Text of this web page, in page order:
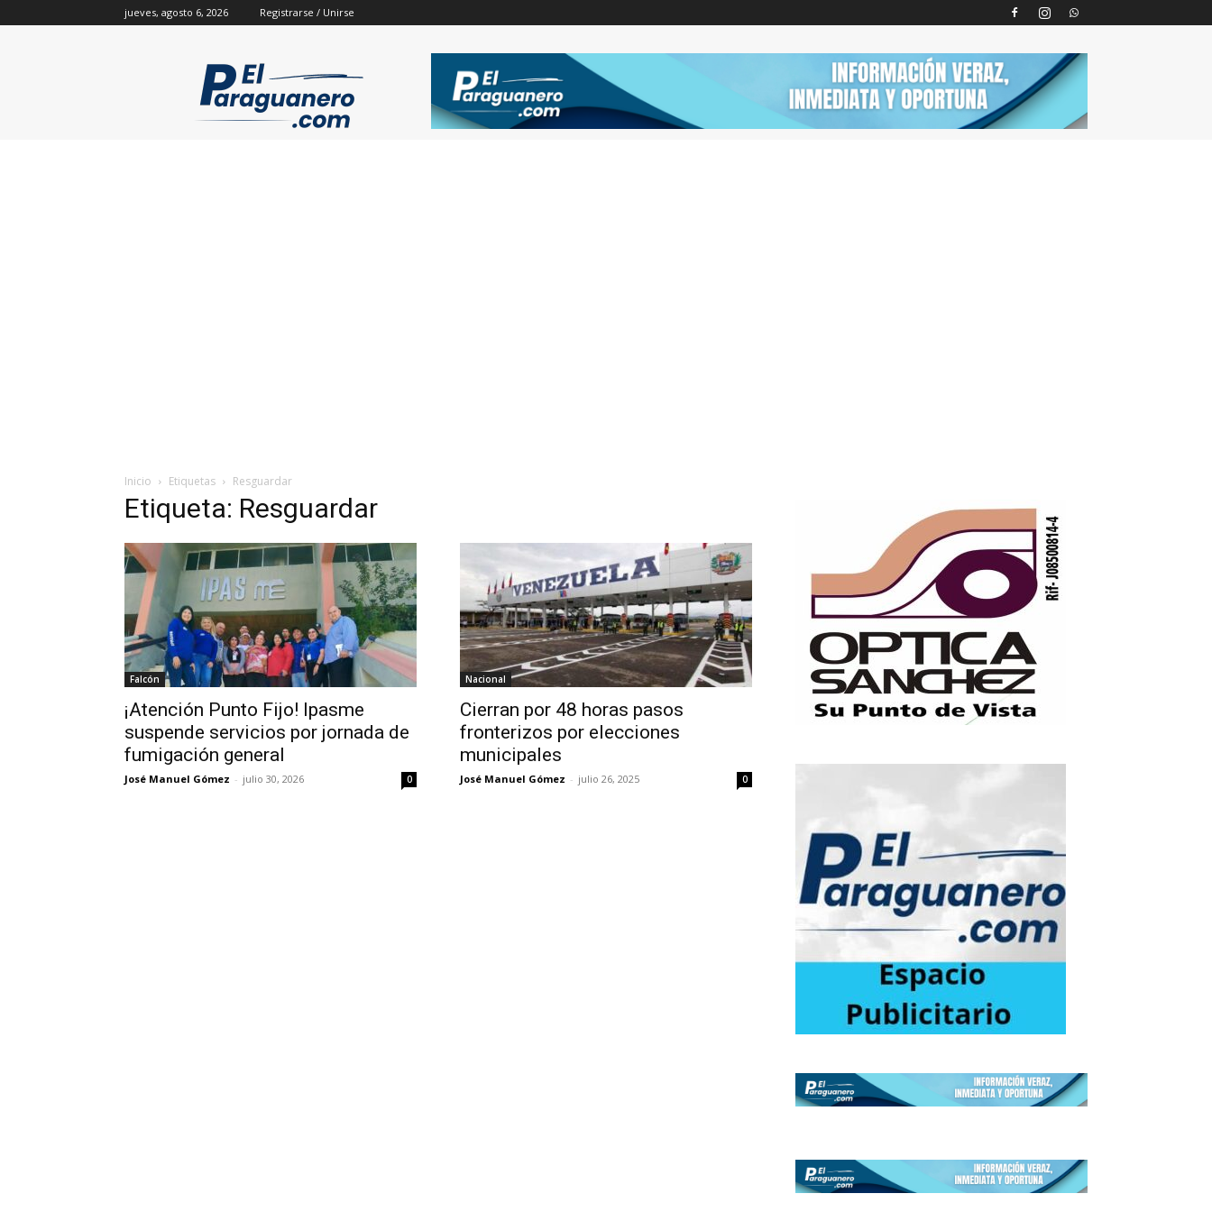
jueves, agosto 6, 2026 Registrarse / Unirse
Inicio Etiquetas Resguardar
Etiqueta: Resguardar
Falcón
¡Atención Punto Fijo! Ipasme
suspende servicios por jornada de
fumigación general
José Manuel Gómez - julio 30, 2026 0
Nacional
Cierran por 48 horas pasos
fronterizos por elecciones
municipales
José Manuel Gómez - julio 26, 2025 0